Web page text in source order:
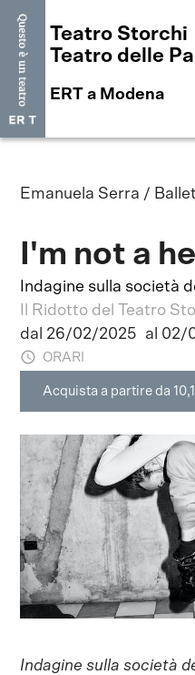
Teatro Storchi
Teatro delle
ERT a Modena
Emanuela Serra /
I'm not a
Indagine sulla società
Il Ridotto del Teatro
dal 26/02/2025
al 02/
ORARI
Acquista a partire da
Indagine sulla società